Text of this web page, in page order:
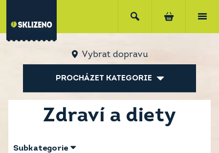
Vybrat dopravu
PROCHÁZET KATEGORIE
Zdraví a diety
Subkategorie